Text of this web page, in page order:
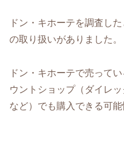
ドン・キホーテを調査し
の取り扱いがありました。
ドン・キホーテで売って
ウントショップ（ダイレ
など）でも購入できる可能